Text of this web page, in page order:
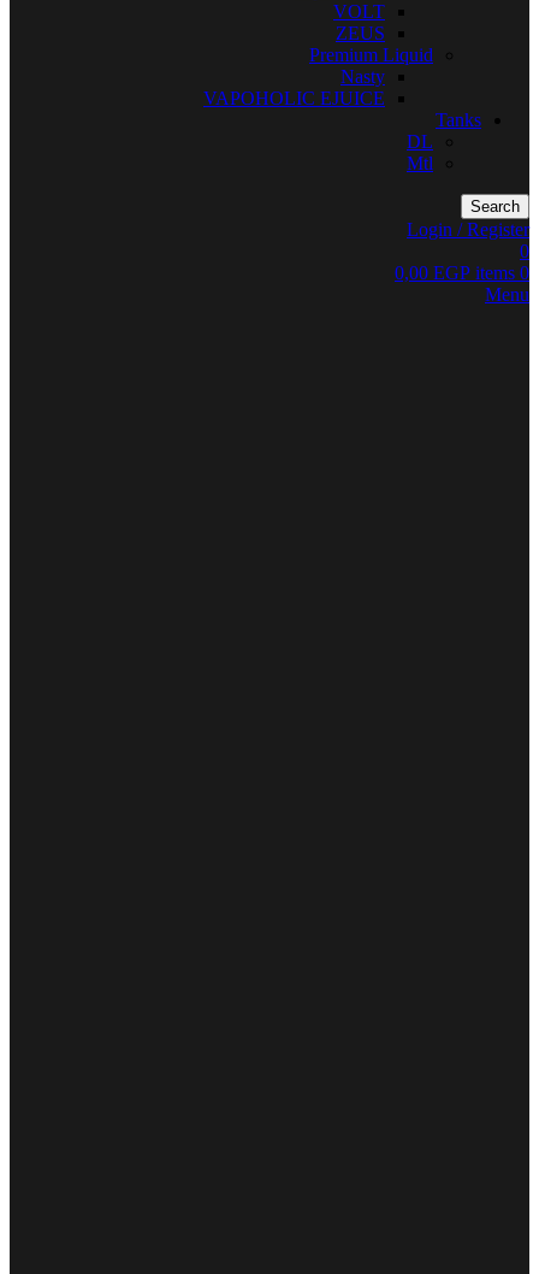
VOLT
ZEUS
Premium Liquid
Nasty
VAPOHOLIC EJUICE
Tanks
DL
Mtl
Search
Login / Register
0
0
items
0,00 EGP
Menu